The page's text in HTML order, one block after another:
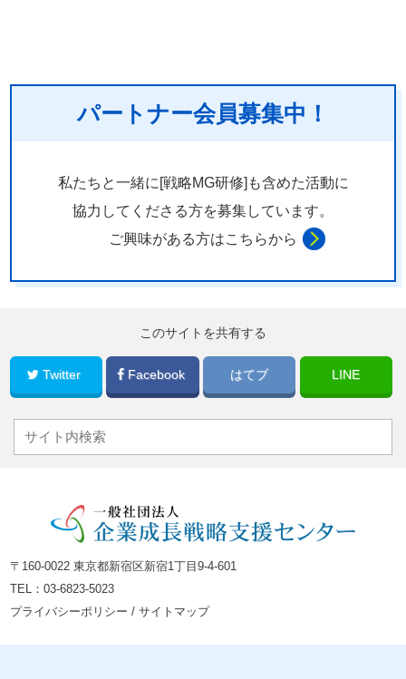
パートナー会員募集中！
私たちと一緒に[戦略MG研修]も含めた活動に
協力してくださる方を募集しています。
ご興味がある方はこちらから
このサイトを共有する
Twitter Facebook はてブ LINE
〒160-0022 東京都新宿区新宿1丁目9-4-601
TEL：03-6823-5023
プライバシーポリシー /サイトマップ